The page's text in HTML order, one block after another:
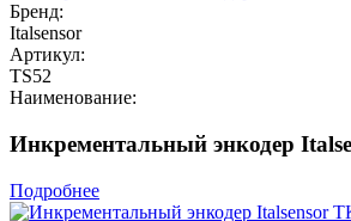
Бренд:
Italsensor
Артикул:
TS52
Наименование:
Инкрементальный энкодер
Подробнее